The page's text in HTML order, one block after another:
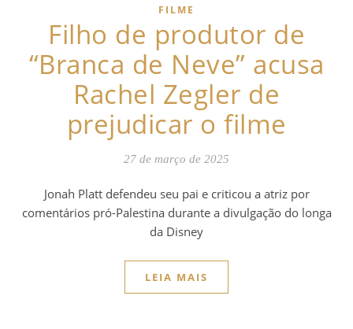
FILME
Filho de produtor de
“Branca de Neve” acusa
Rachel Zegler de
prejudicar o filme
27 de março de 2025
Jonah Platt defendeu seu pai e criticou a atriz por
comentários pró-Palestina durante a divulgação do longa
da Disney
LEIA MAIS